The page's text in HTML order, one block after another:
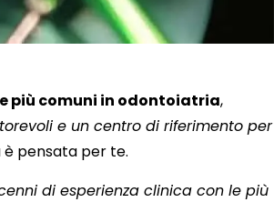
più comuni in odontoiatria,
e un centro di riferimento per
pensata per te.
di esperienza clinica con le più